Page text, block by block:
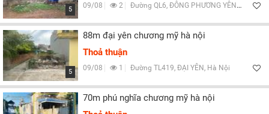
5 09/08 2 Đường QL6, ĐÔNG PHƯƠNG YÊN, Hà Nội
5
88m đại yên chương mỹ hà nội
Thoả thuận
09/08 1 Đường TL419, ĐẠI YÊN, Hà Nội
70m phú nghĩa chương mỹ hà nội